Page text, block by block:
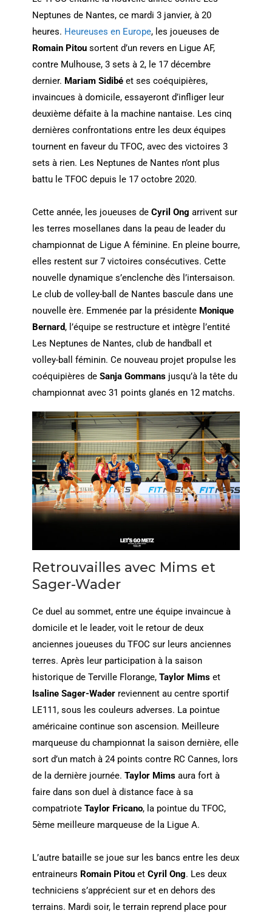
Neptunes de Nantes, ce mardi 3 janvier, à 20
heures. Heureuses en Europe, les joueuses de
Romain Pitousortent d’un revers en Ligue AF,
contre Mulhouse, 3 sets à 2, le 17 décembre
dernier. Mariam Sidibéet ses coéquipières,
invaincues à domicile, essayeront d’infliger leur
deuxième défaite à la machine nantaise. Les cinq
dernières confrontations entre les deux équipes
tournent en faveur du TFOC, avec des victoires 3
sets à rien. Les Neptunes de Nantes n’ont plus
battu le TFOC depuis le 17 octobre 2020.
Cette année, les joueuses de Cyril Ong arrivent sur
les terres mosellanes dans la peau de leader du
championnat de Ligue A féminine. En pleine bourre,
elles restent sur 7 victoires consécutives. Cette
nouvelle dynamique s’enclenche dès l’intersaison.
Le club de volley-ball de Nantes bascule dans une
nouvelle ère. Emmenée par la présidente Monique
Bernard, l’équipe se restructure et intègre l’entité
Les Neptunes de Nantes, club de handball et
volley-ball féminin. Ce nouveau projet propulse les
coéquipières de Sanja Gommansjusqu’à la tête du
championnat avec 31 points glanés en 12 matchs.
Retrouvailles avec Mims et
Sager-Wader
Ce duel au sommet, entre une équipe invaincue à
domicile et le leader, voit le retour de deux
anciennes joueuses du TFOC sur leurs anciennes
terres. Après leur participation à la saison
historique de Terville Florange, Taylor Mimset
Isaline Sager-Waderreviennent au centre sportif
LE111, sous les couleurs adverses. La pointue
américaine continue son ascension. Meilleure
marqueuse du championnat la saison dernière, elle
sort d’un match à 24 points contre RC Cannes, lors
de la dernière journée. Taylor Mimsaura fort à
faire dans son duel à distance face à sa
compatriote Taylor Fricano, la pointue du TFOC,
5ème meilleure marqueuse de la Ligue A.
L’autre bataille se joue sur les bancs entre les deux
entraineurs Romain Pitouet Cyril Ong. Les deux
techniciens s’apprécient sur et en dehors des
terrains. Mardi soir, le terrain reprend place pour